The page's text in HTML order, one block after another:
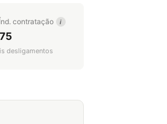
contratação i
desligamentos